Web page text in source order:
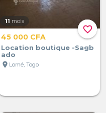
favorite_border
11 mois
45 000 CFA
Location boutique -Sagb
ado
location_on Lomé, Togo